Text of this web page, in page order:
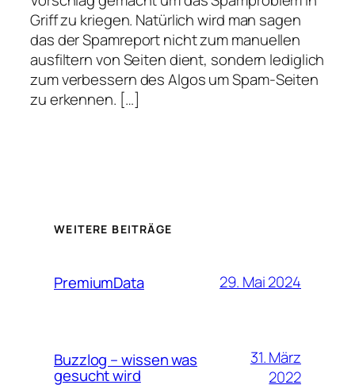
Griff zu kriegen. Natürlich wird man sagen
das der Spamreport nicht zum manuellen
ausfiltern von Seiten dient, sondern lediglich
zum verbessern des Algos um Spam-Seiten
zu erkennen. […]
WEITERE BEITRÄGE
PremiumData 29. Mai 2024
Buzzlog – wissen was
gesucht wird
31. März
2022